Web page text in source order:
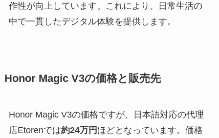
作性が向上しています。これにより、日常生活の
中で一貫したデジタル体験を提供します。
Honor Magic V3の価格と販売先
Honor Magic V3の価格ですが、日本語対応の代理
店Etorenでは約24万円 ほどとなっています。価格